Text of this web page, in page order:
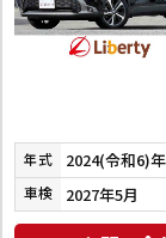
年式 2024(令和6)年
車検 2027年5月